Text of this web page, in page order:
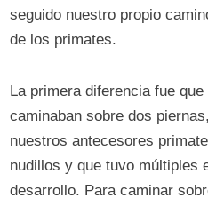
seguido nuestro propio
de los primates.
La primera diferencia fue
caminaban sobre dos
nuestros antecesores
nudillos y que tuvo múltiples
desarrollo. Para caminar